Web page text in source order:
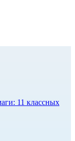
11 классных